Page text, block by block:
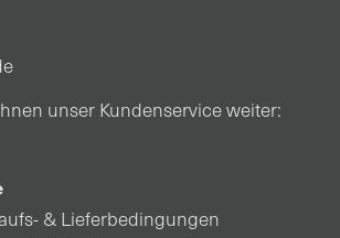
unser Kundenservice weiter:
& Lieferbedingungen